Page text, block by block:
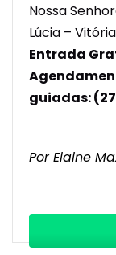
Nossa
Lúcia – Vitória
Entrada
guiadas:
Por Elaine